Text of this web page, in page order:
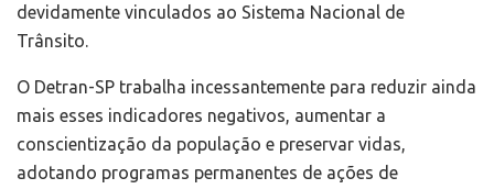
devidamente vinculados ao Sistema Nacional de
Trânsito.
O Detran-SP trabalha incessantemente para reduzir ainda
mais esses indicadores negativos, aumentar a
conscientização da população e preservar vidas,
adotando programas permanentes de ações de